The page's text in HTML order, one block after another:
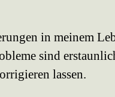
in meinem
sind
lassen.